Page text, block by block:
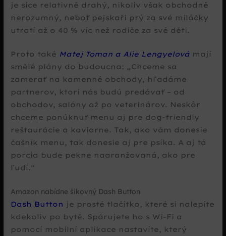
je sice relativně drahý, nikoliv však obchodně
nerozumný, neboť pejskaři prý za své miláčky
utratí až o 40 % víc než rodiče za své děti.
Proto také Matej Toman a Alie Lengyelová mají
smělé plány do budoucna:
Chceme sa
zamerať na kamenné obchody, hľadáme
partnerov, ktorí nás budú predávať – od
obchodov, salóny až po veterinárov. Neskôr
chceme ponúknuť menu aj pre dog-friendly
reštaurácie a kaviarne. Tak, ako vám donesie
čašník menu, tak donesie aj pre psíka. A aj tá
porcia bude pekne naaranžovaná, ako pre
ľudí.
Amazon nabídne šikovný Dash Button
Dash Button je prosté tlačítko, které si nalepíte
kdekoliv po bytě. Spárujete ho s Wi-Fi a
pomocí mobilní aplikace nastavíte, který